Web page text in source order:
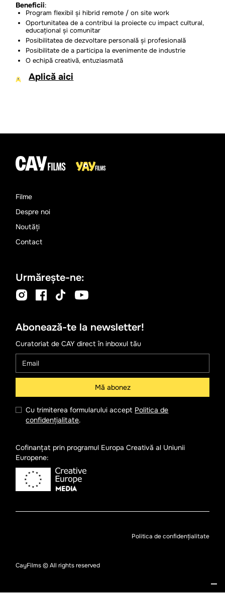
Beneficii:
Program flexibil și hibrid remote / on site work
Oportunitatea de a contribui la proiecte cu impact cultural,
educațional și comunitar
Posibilitatea de dezvoltare personală și profesională
Posibilitate de a participa la evenimente de industrie
O echipă creativă, entuziasmată
Aplică aici
Urmărește-ne:
Abonează-te la newsletter!
Curatoriat de CAY direct în inboxul tău
Cu trimiterea formularului accept Politica de
confidențialitate.
Filme
Despre noi
Noutăți
Contact
Cofinanțat prin programul Europa Creativă al Uniunii
Europene:
CayFilms © All rights reserved
Politica de confidențialitate